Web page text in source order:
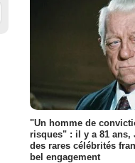
"Un homme de
risques" : il y a 81 ans,
des rares célébrités
bel engagement